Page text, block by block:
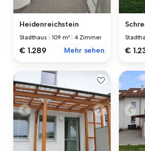
Heidenreichstein
Stadthaus 109 m² 4 Zimmer
€ 1.289 Mehr sehen €